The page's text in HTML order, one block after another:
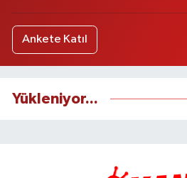
Ankete Katıl
Yükleniyor...